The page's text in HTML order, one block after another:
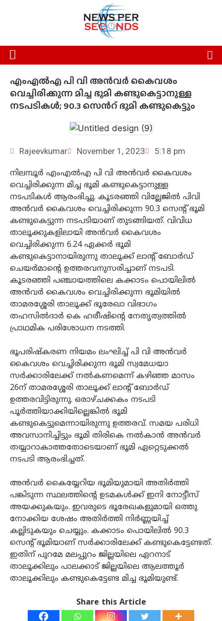
എംഎൽഎ പി വി അന്‍വര്‍ കൈവശം
വെച്ചിരിക്കുന്ന മിച്ച ഭൂമി കണ്ടുകെട്ടാനുള്ള
നടപടികള്‍; 90.3 സെന്‍റ് ഭൂമി കണ്ടുകെട്ടും
Rajeevkumar November 1, 2023 5:18 pm
നിലമ്പൂര്‍ എംഎൽഎ പി വി അന്‍വര്‍ കൈവശം
വെച്ചിരിക്കുന്ന മിച്ച ഭൂമി കണ്ടുകെട്ടാനുള്ള
നടപടികള്‍ ആരംഭിച്ചു. കൂടരഞ്ഞി വില്ലേജില്‍ പിവി
അന്‍വര്‍ കൈവശം വെച്ചിരിക്കുന്ന 90.3 സെന്‍റ് ഭൂമി
കണ്ടുകെട്ടുന്ന നടപടിയാണ് തുടങ്ങിയത്. വിവിധ
താലൂക്കുകളിലായി അന്‍വര്‍ കൈവശം
വെച്ചിരിക്കുന്ന 6.24 ഏക്കര്‍ ഭൂമി
കണ്ടുകെട്ടാനായിരുന്നു താലൂക്ക് ലാന്‍റ് ബോര്‍ഡ്
ചെയര്‍മാന്‍റെ ഉത്തരവനുസരിച്ചാണ് നടപടി.
കൂടരഞ്ഞി പഞ്ചായത്തിലെ കക്കാടം പൊയിലില്‍
അന്‍വര്‍ കൈവശം വെച്ചിരിക്കുന്ന ഭൂമിയില്‍
താമരശ്ശേരി താലൂക്ക് ഭൂരേഖാ വിഭാഗം
തഹസില്‍ദാര്‍ കെ ഹരീഷിന്‍റെ നേതൃത്വത്തില്‍
പ്രാഥമിക പരിശോധന നടത്തി.
ഭൂപരിഷ്കരണ നിയമം ലംഘിച്ച് പി വി അന്‍വര്‍
കൈവശം വെച്ചിരിക്കുന്ന ഭൂമി സ്വമേധയാ
സര്‍ക്കാരിലേക്ക് നല്‍കണമെന്ന് കഴിഞ്ഞ മാസം
26ന് താമരശ്ശേരി താലൂക്ക് ലാന്‍റ് ബോര്‍ഡ്
ഉത്തരവിട്ടിരുന്നു. ഒരാഴ്ചക്കകം നടപടി
പൂര്‍ത്തിയാക്കിയില്ലെങ്കില്‍ ഭൂമി
കണ്ടുകെട്ടുമെന്നായിരുന്നു ഉത്തരവ്. സമയ പരിധി
അവസാനിച്ചിട്ടും ഭൂമി തിരികെ നല്‍കാന്‍ അന്‍വര്‍
തയ്യാറാകാത്തതോടെയാണ് ഭൂമി ഏറ്റെടുക്കല്‍
നടപടി ആരംഭിച്ചത്.
അൻവർ കെെയ്യേറിയ ഭൂമിയുമായി അതിര്‍ത്തി
പങ്കിടുന്ന സ്ഥലത്തിന്‍റെ ഉടമകള്‍ക്ക് ഇനി നോട്ടീസ്
അയക്കുകയും. ഇവരുടെ ഭൂരേഖകളുമായി ഒത്തു
നോക്കിയ ശേഷം അതിര്‍ത്തി നിര്‍ണ്ണയിച്ച്
കല്ലിടുകയും ചെയ്യും. കക്കാടം പൊയിലില്‍ 90.3
സെന്‍റ് ഭൂമിയാണ് സര്‍ക്കാരിലേക്ക് കണ്ടുകെട്ടേണ്ടത്.
ഇതിന് പുറമേ മലപ്പുറം ജില്ലയിലെ ഏറനാട്
താലൂക്കിലും പാലക്കാട് ജില്ലയിലെ ആലത്തൂര്‍
താലൂക്കിലും കണ്ടുകെട്ടേണ്ട മിച്ച ഭൂമിയുണ്ട്.
Share this Article